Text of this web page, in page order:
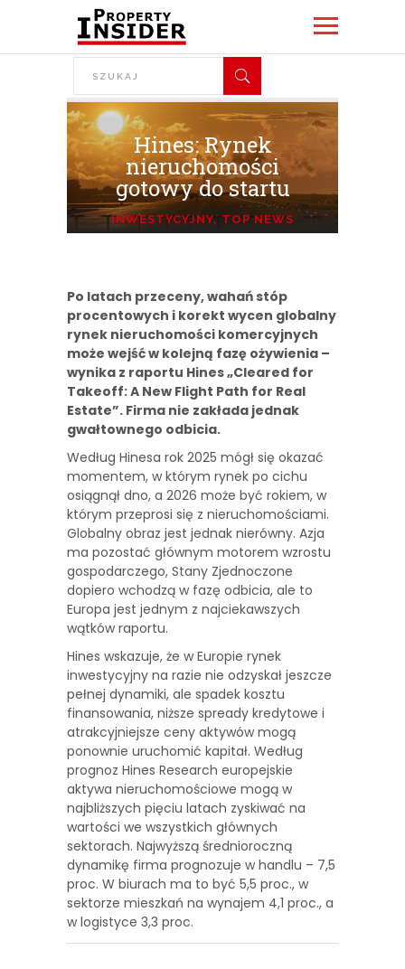
Hines: Rynek
nieruchomości
gotowy do startu
INWESTYCYJNY, TOP NEWS
Po latach przeceny, wahań stóp
procentowych i korekt wycen globalny
rynek nieruchomości komercyjnych
może wejść w kolejną fazę ożywienia –
wynika z raportu Hines „Cleared for
Takeoff: A New Flight Path for Real
Estate”. Firma nie zakłada jednak
gwałtownego odbicia.
Według Hinesa rok 2025 mógł się okazać
momentem, w którym rynek po cichu
osiągnął dno, a 2026 może być rokiem, w
którym przeprosi się z nieruchomościami.
Globalny obraz jest jednak nierówny. Azja
ma pozostać głównym motorem wzrostu
gospodarczego, Stany Zjednoczone
dopiero wchodzą w fazę odbicia, ale to
Europa jest jednym z najciekawszych
wątków raportu.
Hines wskazuje, że w Europie rynek
inwestycyjny na razie nie odzyskał jeszcze
pełnej dynamiki, ale spadek kosztu
finansowania, niższe spready kredytowe i
atrakcyjniejsze ceny aktywów mogą
ponownie uruchomić kapitał. Według
prognoz Hines Research europejskie
aktywa nieruchomościowe mogą w
najbliższych pięciu latach zyskiwać na
wartości we wszystkich głównych
sektorach. Najwyższą średnioroczną
dynamikę firma prognozuje w handlu – 7,5
proc. W biurach ma to być 5,5 proc., w
sektorze mieszkań na wynajem 4,1 proc., a
w logistyce 3,3 proc.